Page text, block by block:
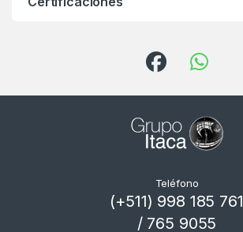
Teléfono
(+511) 998 185 761
/ 765 9055